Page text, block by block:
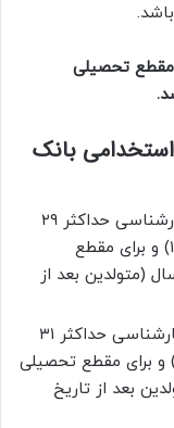
تحصیلی
بانک
برای مقطع تحصیلی کارشناسی حداکثر ۲۹
سال (متولدین بعد از تاریخ ۱۳۷۳/۱۲/۰۱) و برای مقطع
کارشناسی ارشد حداکثر ۳۱ سال (متولدین بعد از
برای مقطع تحصیلی کارشناسی حداکثر ۳۱
(متولدین بعد از تاریخ ۱۳۷۱/۱۲/۰۱) و برای مقطع تحصیلی
۳۳ سال (متولدین بعد از تاریخ